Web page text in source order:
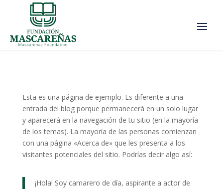
Esta es una página de ejemplo. Es diferente a una
entrada del blog porque permanecerá en un solo lugar
y aparecerá en la navegación de tu sitio (en la mayoría
de los temas). La mayoría de las personas comienzan
con una página «Acerca de» que les presenta a los
visitantes potenciales del sitio. Podrías decir algo así:
¡Hola! Soy camarero de día, aspirante a actor de